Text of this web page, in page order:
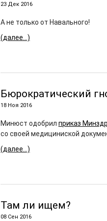
23 Дек 2016
А не только от Навального!
(далее…)
Бюрократический
18 Ноя 2016
Минюст одобрил приказ
со своей медициниской
(далее…)
Там ли ищем?
08 Сен 2016